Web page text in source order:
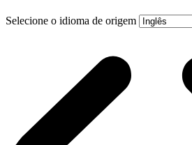
Selecione o idioma de origem